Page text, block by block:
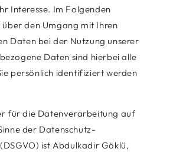
Interesse. Im Folgenden
den Umgang mit Ihren
Daten bei der Nutzung unserer
Daten sind hierbei alle
persönlich identifiziert werden
für die Datenverarbeitung auf
der Datenschutz-
ist Abdulkadir Göklü,